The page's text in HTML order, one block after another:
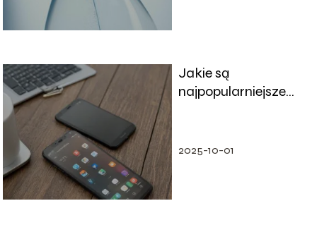
Jakie są
najpopularniejsze
smartfonach?
2025-10-01